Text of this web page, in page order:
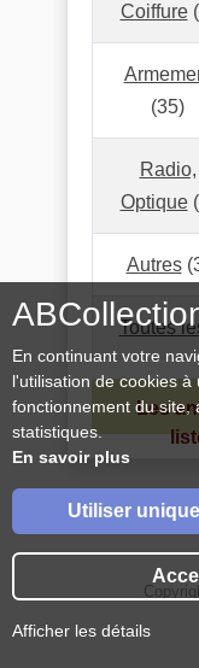
Coiffure
(35)
Radio,
Optique
Autres
Toutes
Les
Retour
En continuant votre
l'utilisation de cookies
fonctionnement du site,
statistiques.
En savoir plus
Utiliser
Afficher les détails